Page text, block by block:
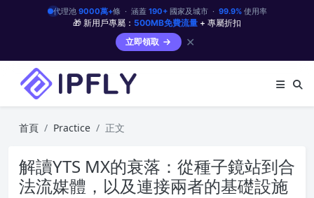
代理池 9000萬+條 · 涵蓋 190+國家及城市 · 99.9%使用率
🎁 新用戶專屬： 500MB免費流量 + 專屬折扣
立即領取
✕
首頁 Practice 正文
解讀YTS MX的衰落：從種子鏡站到合
法流媒體，以及連接兩者的基礎設施